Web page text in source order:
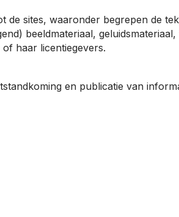
sites, waaronder begrepen de
beeldmateriaal,
haar licentiegevers.
en publicatie van